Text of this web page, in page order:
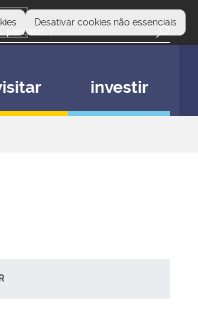
Desativar cookies não essenciais
investir